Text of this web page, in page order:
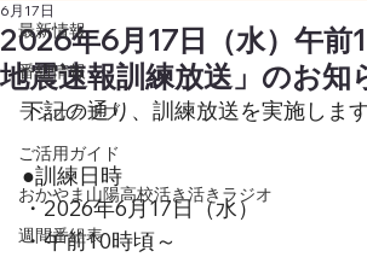
最新情報
番組情報
ラジオクラブ
ご活用ガイド
おかやま山陽高校活き活きラジオ
週間番組表
2026年6月17日（水）午前
地震速報訓練放送」のお知
6月17日
下記の通り、訓練放送を実施します
●訓練日時
・2026年6月17日（水）
・午前10時頃～